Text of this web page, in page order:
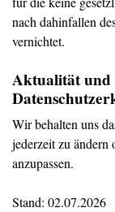
nach dahinfallen
vernichtet.
Aktualität und
Wir behalten uns
jederzeit zu ändern
anzupassen.
Stand: 02.07.2026